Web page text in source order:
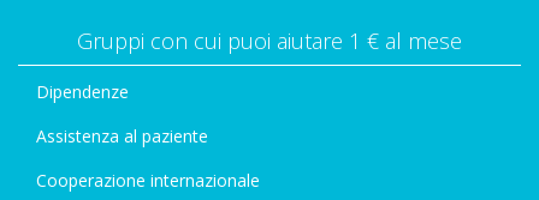
Gruppi con cui puoi aiutare 1 € al mese
Dipendenze
Assistenza al paziente
Cooperazione internazionale